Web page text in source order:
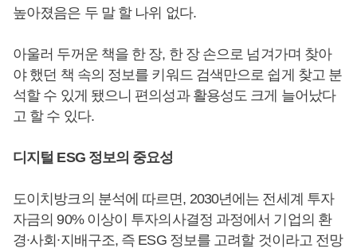
높아졌음은 두 말 할 나위 없다.
아울러 두꺼운 책을 한 장, 한 장 손으로 넘겨가며 찾아
야 했던 책 속의 정보를 키워드 검색만으로 쉽게 찾고 분
석할 수 있게 됐으니 편의성과 활용성도 크게 늘어났다
고 할 수 있다.
디지털 ESG 정보의 중요성
도이치방크의 분석에 따르면, 2030년에는 전세계 투자
자금의 90% 이상이 투자의사결정 과정에서 기업의 환
경∙사회∙지배구조, 즉 ESG 정보를 고려할 것이라고 전망